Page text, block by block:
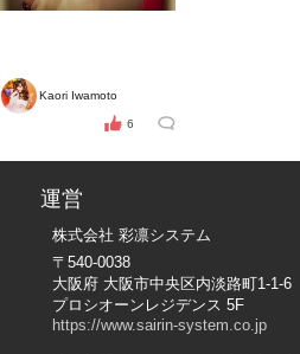
Kaori Iwamoto
6
運営
株式会社 彩凛システム
〒540-0038
大阪府 大阪市中央区内淡路町1-1-6
プロシオーンレジデンス 5F
https://www.sairin-system.co.jp